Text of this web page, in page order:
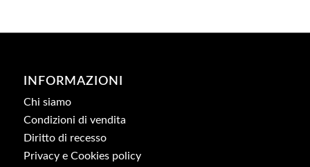
INFORMAZIONI
Chi siamo
Condizioni di vendita
Diritto di recesso
Privacy e Cookies policy